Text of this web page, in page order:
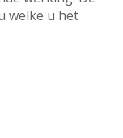
welke u het